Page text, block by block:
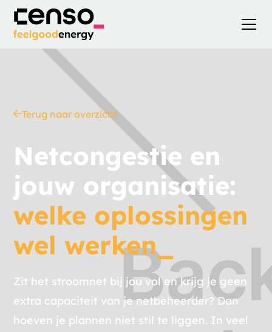
Terug naar overzicht
Netcongestie en
jouw organisatie:
welke oplossingen
wel werken_
Zit het stroomnet bij jou vol en krijg je geen
extra capaciteit van je netbeheerder? Dan
hoeven je plannen niet stil te liggen. In veel